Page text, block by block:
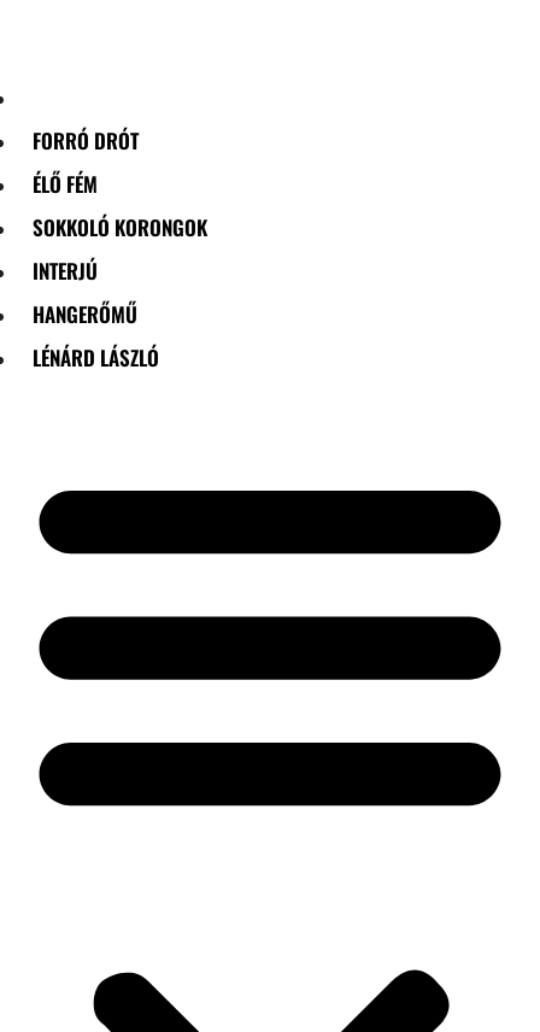
FORRÓ DRÓT
ÉLŐ FÉM
SOKKOLÓ KORONGOK
INTERJÚ
HANGERŐMŰ
LÉNÁRD LÁSZLÓ